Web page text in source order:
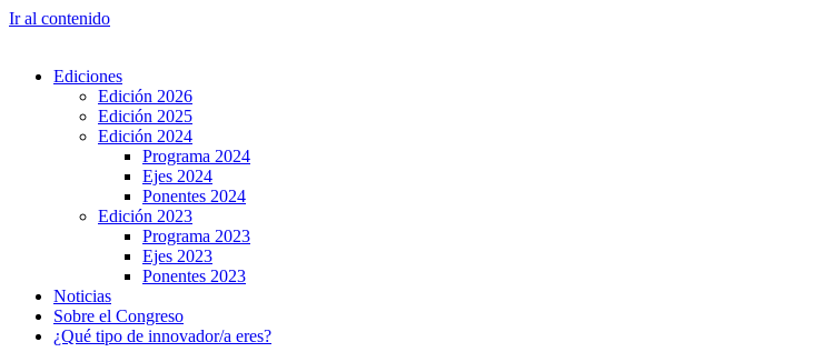
Ir al contenido
Ediciones
Edición 2026
Edición 2025
Edición 2024
Programa 2024
Ejes 2024
Ponentes 2024
Edición 2023
Programa 2023
Ejes 2023
Ponentes 2023
Noticias
Sobre el Congreso
¿Qué tipo de innovador/a eres?